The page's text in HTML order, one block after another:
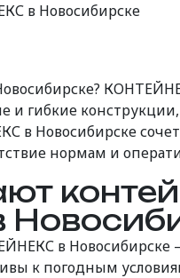
в Новосибирске
гибкие
Новосибирске
нормам и
в Новосибирске
к погодным